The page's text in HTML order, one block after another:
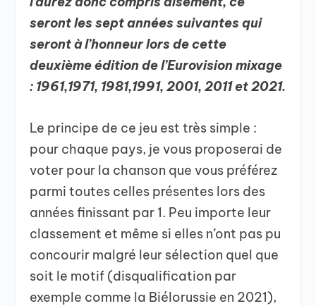
seront les sept années suivantes qui
seront à l’honneur lors de cette
deuxième édition de l’Eurovision mixage
: 1961,1971, 1981,1991, 2001, 2011 et 2021.
Le principe de ce jeu est très simple :
pour chaque pays, je vous proposerai de
voter pour la chanson que vous préférez
parmi toutes celles présentes lors des
années finissant par 1. Peu importe leur
classement et même si elles n’ont pas pu
concourir malgré leur sélection quel que
soit le motif (disqualification par
exemple comme la Biélorussie en 2021),